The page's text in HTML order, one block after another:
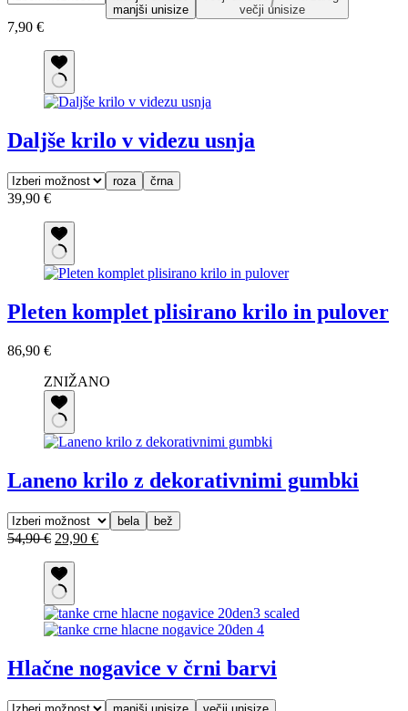
manjši unisize
večji unisize
7,90 €
Daljše krilo v videzu usnja
roza črna
39,90 €
Pleten komplet plisirano krilo in pulover
86,90 €
ZNIŽANO
Laneno krilo z dekorativnimi gumbki
bela bež
54,90€ Izvirna
je
bila:
54,90 €.
29,90 €Trenutna
Hlačne nogavice v črni barvi
manjši unisize večji unisize